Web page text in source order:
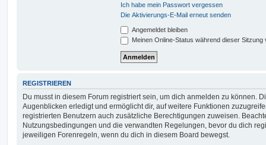
Ich habe mein Passwort vergessen
Die Aktivierungs-E-Mail erneut senden
Angemeldet bleiben
Meinen Online-Status während dieser Sitzung
REGISTRIEREN
Du musst in diesem Forum registriert sein, um dich anmelden zu können.
Augenblicken erledigt und ermöglicht dir, auf weitere Funktionen
registrierten Benutzern auch zusätzliche Berechtigungen zuweisen.
Nutzungsbedingungen und die verwandten Regelungen, bevor du dich
jeweiligen Forenregeln, wenn du dich in diesem Board bewegst.